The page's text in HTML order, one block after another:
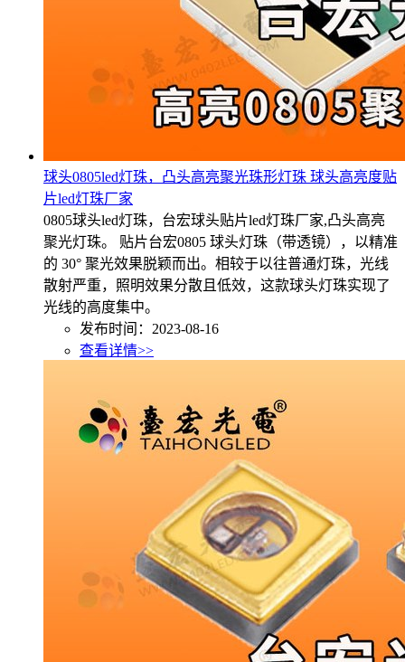
球头0805led灯珠，凸头高亮聚光珠形灯珠 球头高亮度贴
片led灯珠厂家
0805球头led灯珠，台宏球头贴片led灯珠厂家,凸头高亮
聚光灯珠。 贴片台宏0805 球头灯珠（带透镜），以精准
的 30° 聚光效果脱颖而出。相较于以往普通灯珠，光线
散射严重，照明效果分散且低效，这款球头灯珠实现了
光线的高度集中。
发布时间：2023-08-16
查看详情>>